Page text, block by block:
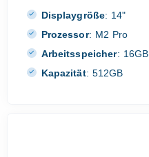
Displaygröße: 14"
Prozessor: M2 Pro
Arbeitsspeicher: 16GB
Kapazität: 512GB